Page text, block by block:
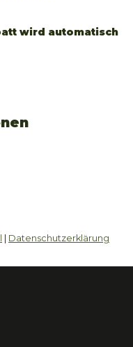
wird automatisch
Datenschutzerklärung